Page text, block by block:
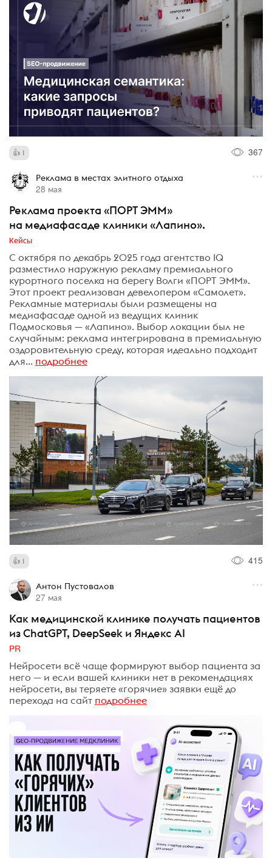
1 367
Реклама в местах элитного отдыха
28 мая
Реклама проекта «ПОРТ ЭММ»
на медиафасаде клиники «Лапино».
Кейсы
С октября по декабрь 2025 года агентство IQ
разместило наружную рекламу премиального
курортного поселка на берегу Волги «ПОРТ ЭММ».
Этот проект реализован девелопером «Самолет».
Рекламные материалы были размещены на
медиафасаде одной из ведущих клиник
Подмосковья — «Лапино». Выбор локации был не
случайным: реклама интегрирована в премиальную
оздоровительную среду, которая идеально подходит
для... подробнее
1 415
Антон Пустовалов
27 мая
Как медицинской клинике получать пациентов
из ChatGPT, DeepSeek и Яндекс AI
PR
Нейросети всё чаще формируют выбор пациента за
него — и если вашей клиники нет в рекомендациях
нейросети, вы теряете «горячие» заявки ещё до
перехода на сайт подробнее